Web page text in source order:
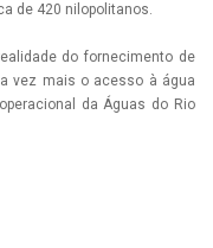
de 420 nilopolitanos.
do fornecimento de
vez mais o acesso à água
da Águas do Rio